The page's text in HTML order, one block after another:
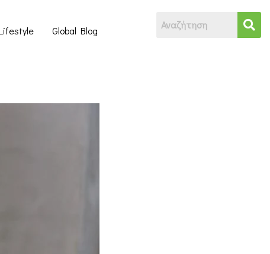
Global Blog